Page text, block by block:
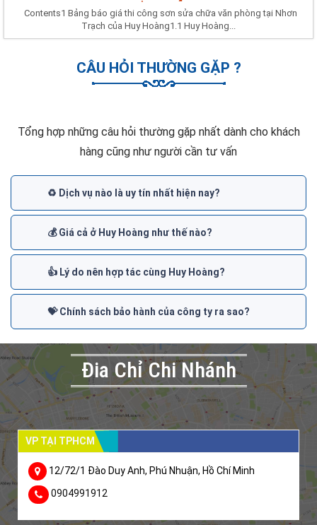
Contents1 Bảng báo giá thi công sơn sửa chữa văn phòng tại Nhơn
Trạch của Huy Hoàng1.1 Huy Hoàng...
CÂU HỎI THƯỜNG GẶP ?
Tổng hợp những câu hỏi thường gặp nhất dành cho khách
hàng cũng như người cần tư vấn
♻️ Dịch vụ nào là uy tín nhất hiện nay?
💰 Giá cả ở Huy Hoàng như thế nào?
👍 Lý do nên hợp tác cùng Huy Hoàng?
💝 Chính sách bảo hành của công ty ra sao?
Đia Chỉ Chi Nhánh
VP TẠI TPHCM
12/72/1 Đào Duy Anh, Phú Nhuận, Hồ Chí Minh
0904991912